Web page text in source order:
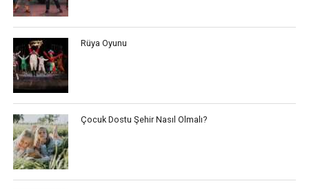
Rüya Oyunu
Çocuk Dostu Şehir Nasıl Olmalı?